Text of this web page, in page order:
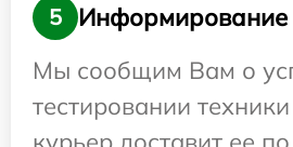
5
Информирование
Мы сообщим Вам о
тестировании